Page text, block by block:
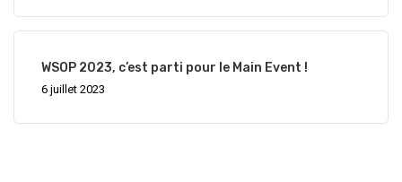
WSOP 2023, c’est parti pour le Main Event !
6 juillet 2023